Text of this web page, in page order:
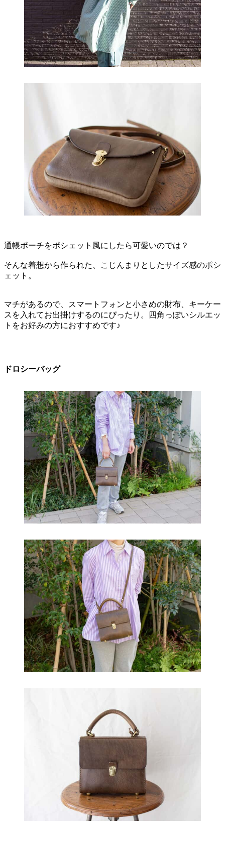
通帳ポーチをポシェット風にしたら可愛いのでは？
そんな着想から作られた、こじんまりとしたサイズ感のポシ
ェット。
マチがあるので、スマートフォンと小さめの財布、キーケー
スを入れてお出掛けするのにぴったり。四角っぽいシルエッ
トをお好みの方におすすめです♪
ドロシーバッグ